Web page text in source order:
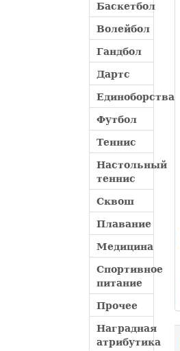
Баскетбол
Волейбол
Гандбол
Дартс
Единоборства
Футбол
Теннис
Настольный
теннис
Сквош
Плавание
Медицина
Спортивное
питание
Прочее
Наградная
атрибутика